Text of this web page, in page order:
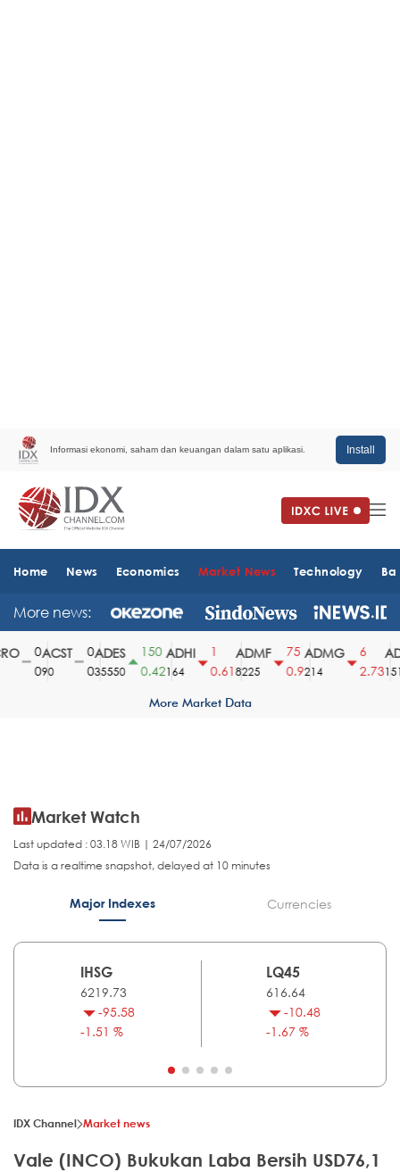
Informasi ekonomi, saham dan keuangan dalam satu aplikasi. Install
Home News Economics Market News Technology
More news:
ACST
90
ADES
35550
150
0.42
ADHI
164
0.61
ADMF
8225
75
0.9
ADMG
214
2.731510
More Market Data
Market Watch
Last updated : 03.18 WIB | 24/07/2026
Data is a realtime snapshot, delayed at 10 minutes
Major Indexes Currencies
IHSG
6219.73
-95.58
-1.51 %
LQ45
616.64
-10.48
-1.67 %
IDX Channel Market news
Vale (INCO) Bukukan Laba Bersih USD76,1